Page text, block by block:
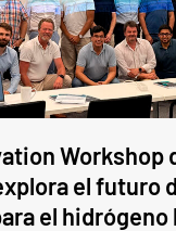
Workshop
el futuro
el hidrógeno